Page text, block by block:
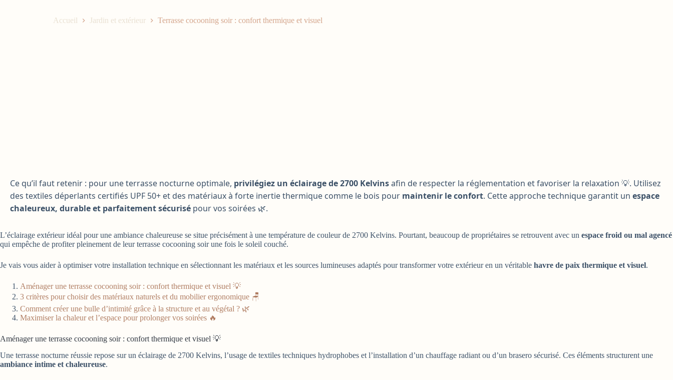
Accueil Jardin et extérieur Terrasse cocooning soir : confort thermique et visuel
Ce qu’il faut retenir : pour une terrasse nocturne optimale, privilégiez un éclairage de 2700 Kelvinsafin de respecter la réglementation et favoriser la relaxation 💡. Utilisez
des textiles déperlants certifiés UPF 50+ et des matériaux à forte inertie thermique comme le bois pour maintenir le confort. Cette approche technique garantit un espace
chaleureux, durable et parfaitement sécurisé pour vos soirées 🌿.
L’éclairage extérieur idéal pour une ambiance chaleureuse se situe précisément à une température de couleur de 2700 Kelvins. Pourtant, beaucoup de propriétaires se retrouvent avec un espace froid ou mal agencé
qui empêche de profiter pleinement de leur terrasse cocooning soir une fois le soleil couché.
Je vais vous aider à optimiser votre installation technique en sélectionnant les matériaux et les sources lumineuses adaptés pour transformer votre extérieur en un véritable havre de paix thermique et visuel.
Aménager une terrasse cocooning soir : confort thermique et visuel 💡
3 critères pour choisir des matériaux naturels et du mobilier ergonomique 🪑
Comment créer une bulle d’intimité grâce à la structure et au végétal ? 🌿
Maximiser la chaleur et l’espace pour prolonger vos soirées 🔥
Aménager une terrasse cocooning soir : confort thermique et visuel 💡
Une terrasse nocturne réussie repose sur un éclairage de 2700 Kelvins, l’usage de textiles techniques hydrophobes et l’installation d’un chauffage radiant ou d’un brasero sécurisé. Ces éléments structurent une
ambiance intime et chaleureuse.